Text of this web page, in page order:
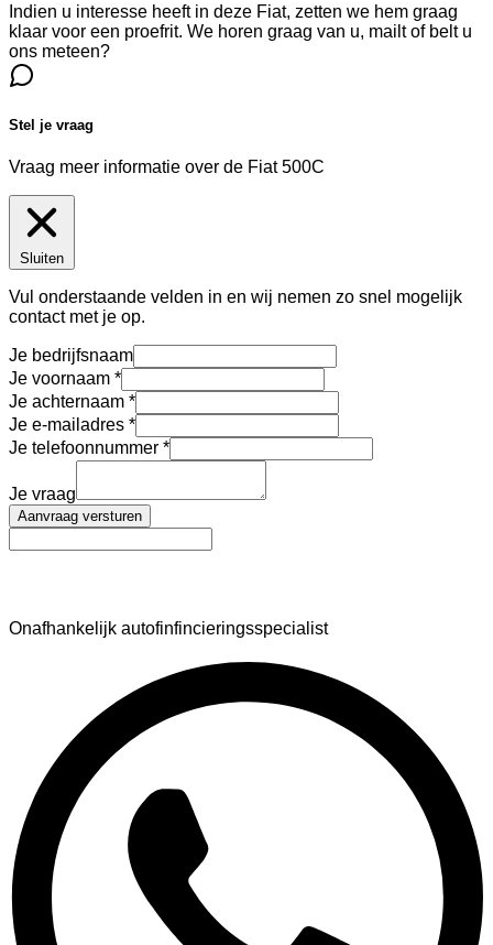
Indien u interesse heeft in deze Fiat, zetten we hem graag
klaar voor een proefrit. We horen graag van u, mailt of belt u
ons meteen?
Stel je vraag
Vraag meer informatie over de Fiat 500C
Sluiten
Vul onderstaande velden in en wij nemen zo snel mogelijk
contact met je op.
Je bedrijfsnaam
Je voornaam
Je achternaam
Je e-mailadres
Je telefoonnummer
Je vraag
Aanvraag versturen
Onafhankelijk autofinfincieringsspecialist